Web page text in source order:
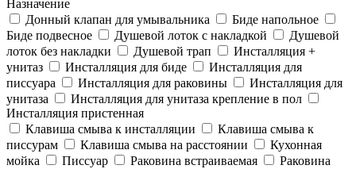
Назначение
Донный клапан для умывальника
Биде напольное
Биде подвесное
Душевой лоток с накладкой
Душевой
лоток без накладки
Душевой трап
Инсталляция +
унитаз
Инсталляция для биде
Инсталляция для
писсуара
Инсталляция для раковины
Инсталляция для
унитаза
Инсталляция для унитаза крепление в пол
Инсталляция пристенная
Клавиша смыва к инсталляции
Клавиша смыва к
писсурам
Клавиша смыва на расстоянии
Кухонная
мойка
Писсуар Раковина встраиваемая
Раковина